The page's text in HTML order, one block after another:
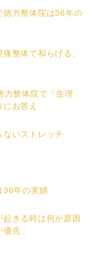
徳力整体院は36年の
整体で和らげる、
力整体院で「生理
お答え
ないストレッチ
36年の実績
起きる時は何が原因
優先